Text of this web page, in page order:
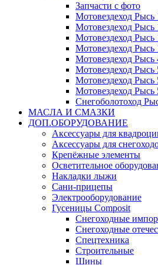
Запчасти с фото
Мотовездеход Рысь
Мотовездеход Рысь
Мотовездеход Рысь
Мотовездеход Рысь
Мотовездеход Рысь
Мотовездеход Рысь
Мотовездеход Рысь
Мотовездеход Рысь
Снегоболотоход
МАСЛА И СМАЗКИ
ДОП.ОБОРУДОВАНИЕ
Аксессуары для
Аксессуары для
Крепёжные элементы
Осветительное
Накладки лыжи
Сани-прицепы
Электрооборудование
Гусеницы Composit
Снегоходные
Снегоходные
Спецтехника
Строительные
Шины